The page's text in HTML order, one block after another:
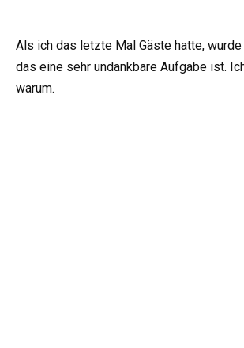
Als ich das letzte Mal Gäste hatte, wurde
das eine sehr undankbare Aufgabe ist.
warum.